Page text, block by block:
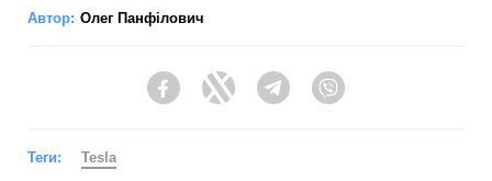
Автор: Олег Панфілович
FacebookTwitter Telegram
Теги: Tesla